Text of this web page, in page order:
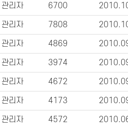
관리자 6700
관리자 7808
관리자 4869
관리자 3974
관리자 4672
관리자 4173
관리자 4572